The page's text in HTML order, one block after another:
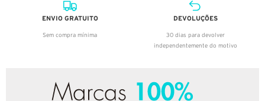
ENVIO GRATUITO
Sem compra mínima
DEVOLUÇÕES
30 dias para devolver
independentemente do motivo